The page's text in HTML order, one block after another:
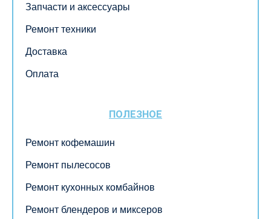
Запчасти и аксессуары
Ремонт техники
Доставка
Оплата
ПОЛЕЗНОЕ
Ремонт кофемашин
Ремонт пылесосов
Ремонт кухонных комбайнов
Ремонт блендеров и миксеров